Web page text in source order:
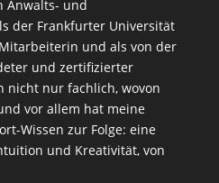
Anwalts- und
der Frankfurter Universität
und als von der
und zertifizierter
nicht nur fachlich, wovon
vor allem hat meine
Wissen zur Folge: eine
und Kreativität, von